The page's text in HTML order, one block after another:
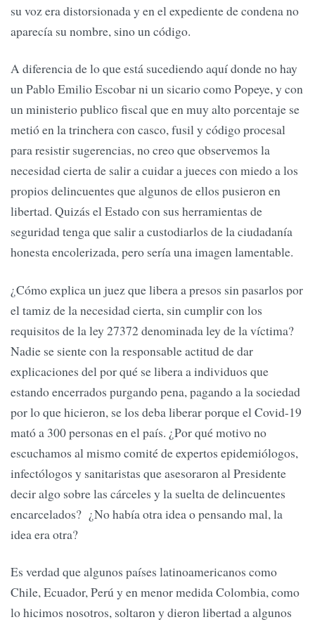
su voz era distorsionada y en el expediente de condena no
aparecía su nombre, sino un código.
A diferencia de lo que está sucediendo aquí donde no hay
un Pablo Emilio Escobar ni un sicario como Popeye, y con
un ministerio publico fiscal que en muy alto porcentaje se
metió en la trinchera con casco, fusil y código procesal
para resistir sugerencias, no creo que observemos la
necesidad cierta de salir a cuidar a jueces con miedo a los
propios delincuentes que algunos de ellos pusieron en
libertad. Quizás el Estado con sus herramientas de
seguridad tenga que salir a custodiarlos de la ciudadanía
honesta encolerizada, pero sería una imagen lamentable.
¿Cómo explica un juez que libera a presos sin pasarlos por
el tamiz de la necesidad cierta, sin cumplir con los
requisitos de la ley 27372 denominada ley de la víctima?
Nadie se siente con la responsable actitud de dar
explicaciones del por qué se libera a individuos que
estando encerrados purgando pena, pagando a la sociedad
por lo que hicieron, se los deba liberar porque el Covid-19
mató a 300 personas en el país. ¿Por qué motivo no
escuchamos al mismo comité de expertos epidemiólogos,
infectólogos y sanitaristas que asesoraron al Presidente
decir algo sobre las cárceles y la suelta de delincuentes
encarcelados? ¿No había otra idea o pensando mal, la
idea era otra?
Es verdad que algunos países latinoamericanos como
Chile, Ecuador, Perú y en menor medida Colombia, como
lo hicimos nosotros, soltaron y dieron libertad a algunos